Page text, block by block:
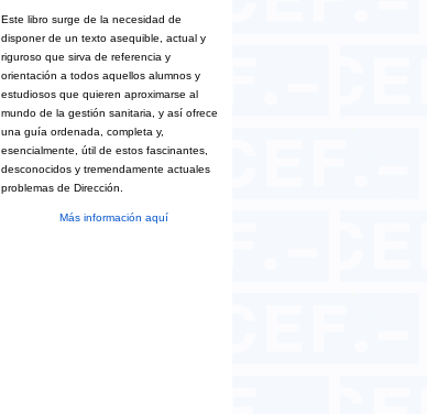
Este libro surge de la necesidad de
disponer de un texto asequible, actual y
riguroso que sirva de referencia y
orientación a todos aquellos alumnos y
estudiosos que quieren aproximarse al
mundo de la gestión sanitaria, y así ofrece
una guía ordenada, completa y,
esencialmente, útil de estos fascinantes,
desconocidos y tremendamente actuales
problemas de Dirección.
Más información aquí